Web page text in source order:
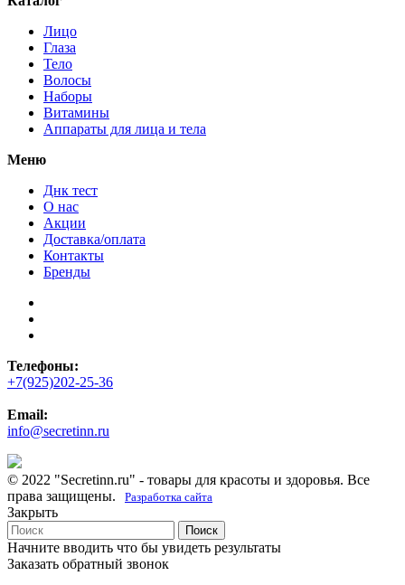
Лицо
Глаза
Тело
Волосы
Наборы
Витамины
Аппараты для лица и тела
Меню
Днк тест
О нас
Акции
Доставка/оплата
Контакты
Бренды
Телефоны:
+7(925)202-25-36
Email:
info@secretinn.ru
© 2022 "Secretinn.ru" - товары для красоты и здоровья. Все
права защищены.
Разработка сайта
Закрыть
Поиск
Начните вводить что бы увидеть результаты
Заказать обратный звонок